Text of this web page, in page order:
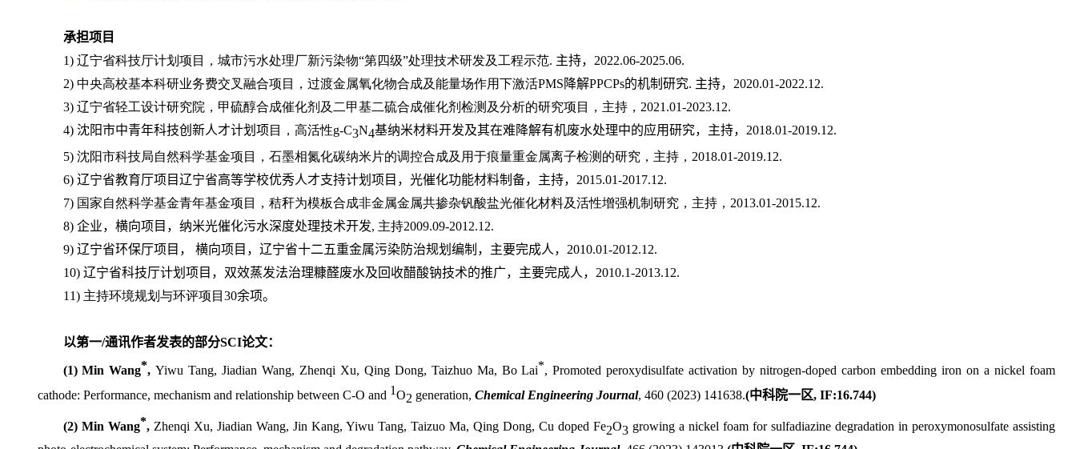
承担项目
1) 辽宁省科技厅计划项目，城市污水处理厂新污染物“第四级”处理技术研发及工程示范. 主持， 2022.06-2025.06.
2) 中央高校基本科研业务费交叉融合项目，过渡金属氧化物合成及能量场作用下激活PMS 降解PPCPs的机制研究. 主持， 2020.01-2022.12.
3) 辽宁省轻工设计研究院，甲硫醇合成催化剂及二甲基二硫合成催化剂检测及分析的研究项目，主持， 2021.01-2023.12.
4) 沈阳市中青年科技创新人才计划项 目， 高活性g-C3N4基纳米材料开发及其在难降解有机废水处理中的应用研究， 主持， 2018.01-2019.12.
5) 沈阳市科技局自然科学基金项目，石墨相氮化碳纳米片的调控合成及用于痕量重金属离子检测的研究，主持， 2018.01-2019.12.
6) 辽宁省教育厅项目辽宁省高等学校优秀人才支持计划项目，光催化功能材料制备，主持， 2015.01-2017.12.
7) 国家自然科学基金青年基金项目，秸秆为模板合成非金属金属共掺杂钒酸盐光催化材料及活性增强机制研究，主持， 2013.01-2015.12.
8) 企业，横向项目，纳米光催化污水深度处理技术开发, 主持2009.09-2012.12.
9) 辽宁省环保厅项目， 横向项目，辽宁省十二五重金属污染防治规划编制，主要完成人， 2010.01-2012.12.
10) 辽宁省科技厅计划项目，双效蒸发法治理糠醛废水及回收醋酸钠技术的推广，主要完成人， 2010.1-2013.12.
11) 主持环境规划与环评项目 30余项。
以第一/通讯作者发表的部分SCI论文：
(1) Min Wang*,Yiwu Tang, Jiadian Wang, Zhenqi Xu, Qing Dong, Taizhuo Ma, Bo Lai*, Promoted peroxydisulfate activation by nitrogen-doped carbon embedding iron on a nickel foam
cathode: Performance, mechanism and relationship between C-O and 1O2 generation, Chemical Engineering Journal, 460 (2023) 141638.(中科院一区, IF:16.744)
(2) Min Wang*,Zhenqi Xu, Jiadian Wang, Jin Kang, Yiwu Tang, Taizuo Ma, Qing Dong, Cu doped Fe2O3 growing a nickel foam for sulfadiazine degradation in peroxymonosulfate assisting